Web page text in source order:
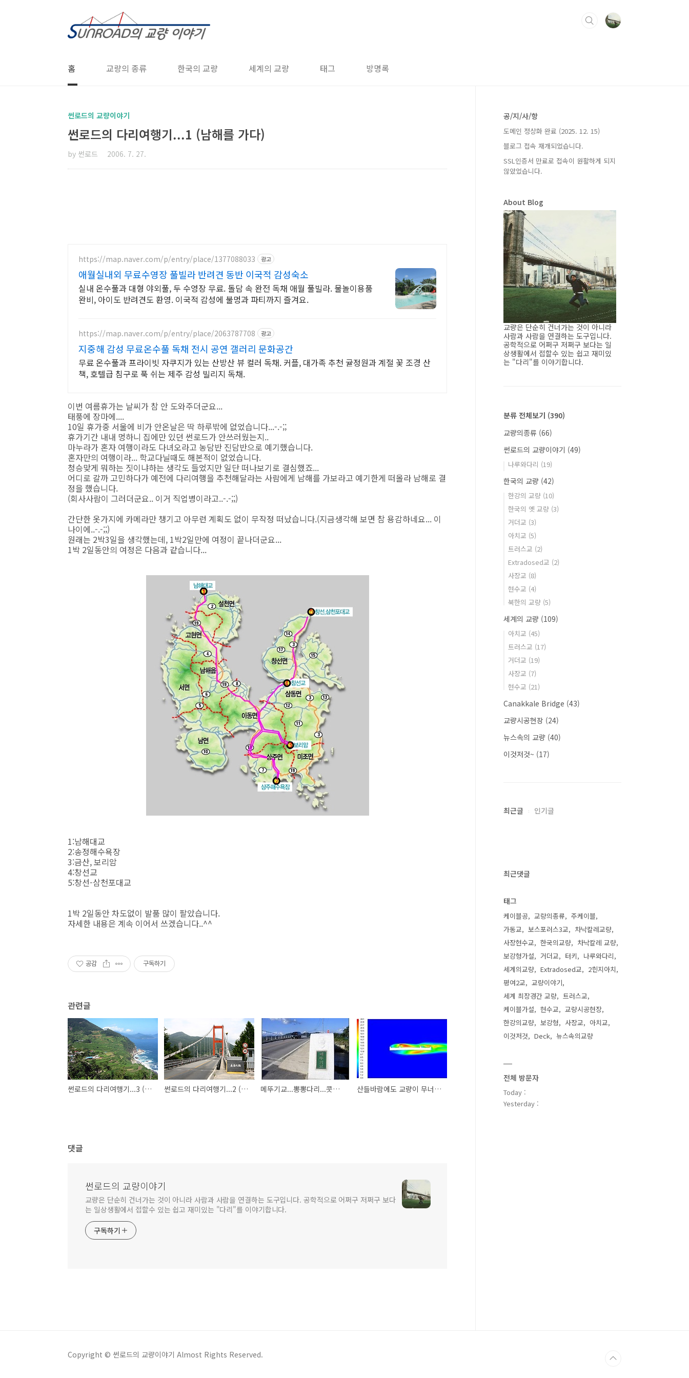
홈 교량의 종류 한국의 교량 세계의 교량 태그 방명록
썬로드의 교량이야기
썬로드의 다리여행기...1 (남해를 가다)
by 썬로드 2006. 7. 27.
https://map.naver.com/p/entry/place/1377088033 광고
애월실내외 무료수영장 풀빌라 반려견 동반 이국적 감성숙소
실내 온수풀과 대형 야외풀, 두 수영장 무료. 돌담 속 완전 독채 애월 풀빌라. 물놀이용품
완비, 아이도 반려견도 환영. 이국적 감성에 불멍과 파티까지 즐겨요.
https://map.naver.com/p/entry/place/2063787708 광고
지중해 감성 무료온수풀 독채 전시 공연 갤러리 문화공간
무료 온수풀과 프라이빗 자쿠지가 있는 산방산 뷰 컬러 독채. 커플, 대가족 추천 귤정원과 계절 꽃 조경 산
책, 호텔급 침구로 푹 쉬는 제주 감성 빌리지 독채.
이번 여름휴가는 날씨가 참 안 도와주더군요...
태풍에 장마에....
10일 휴가중 서울에 비가 안온날은 딱 하루밖에 없었습니다...-.-;;
휴가기간 내내 멍하니 집에만 있던 썬로드가 안쓰러웠는지..
마누라가 혼자 여행이라도 다녀오라고 농담반 진담반으로 예기했습니다.
혼자만의 여행이라... 학교다닐때도 해본적이 없었습니다.
청승맞게 뭐하는 짓이냐하는 생각도 들었지만 일단 떠나보기로 결심했죠...
어디로 갈까 고민하다가 예전에 다리여행을 추천해달라는 사람에게 남해를 가보라고 예기한게 떠올라 남해로 결
정을 했습니다.
(회사사람이 그러더군요.. 이거 직업병이라고..-.-;;)
간단한 옷가지에 카메라만 챙기고 아무런 계획도 없이 무작정 떠났습니다.(지금생각해 보면 참 용감하네요... 이
나이에..-.-;;)
원래는 2박3일을 생각했는데, 1박2일만에 여정이 끝나더군요...
1박 2일동안의 여정은 다음과 같습니다...
1:남해대교
2:송정해수욕장
3:금산, 보리암
4:창선교
5:창선-삼천포대교
1박 2일동안 차도없이 발품 많이 팔았습니다.
자세한 내용은 계속 이어서 쓰겠습니다..^^
공감 구독하기
관련글
썬로드의 다리여행기...3 (상주해수욕장,금산보리암) 썬로드의 다리여행기...2 (남해대교) 메뚜기교...뽕뽕다리...콧구멍다리...^^ 산들바람에도 교량이 무너질수 있다? ...타코마 브리지
댓글
썬로드의 교량이야기
교량은 단순히 건너가는 것이 아니라 사람과 사람을 연결하는 도구입니다. 공학적으로 어쩌구 저쩌구 보다
는 일상생활에서 접할수 있는 쉽고 재미있는 "다리"를 이야기합니다.
구독하기
공/지/사/항
도메인 정상화 완료 (2025. 12. 15)
블로그 접속 재개되었습니다.
SSL인증서 만료로 접속이 원활하게 되지
않았었습니다.
About Blog
교량은 단순히 건너가는 것이 아니라
사람과 사람을 연결하는 도구입니다.
공학적으로 어쩌구 저쩌구 보다는 일
상생활에서 접할수 있는 쉽고 재미있
는 "다리"를 이야기합니다.
분류 전체보기 (390)
교량의종류 (66)
썬로드의 교량이야기 (49)
나루와다리 (19)
한국의 교량 (42)
한강의 교량 (10)
한국의 옛 교량 (3)
거더교 (3)
아치교 (5)
트러스교 (2)
Extradosed교 (2)
사장교 (8)
현수교 (4)
북한의 교량 (5)
세계의 교량 (109)
아치교 (45)
트러스교 (17)
거더교 (19)
사장교 (7)
현수교 (21)
Canakkale Bridge (43)
교량시공현장 (24)
뉴스속의 교량 (40)
이것저것~ (17)
최근글 인기글
최근댓글
태그
케이블공 교량의종류
주케이블
가동교
보스포러스3교
차낙칼레교량
사장현수교
한국의교량
차낙칼레 교량
보강형가설
거더교 터키
나루와다리
세계의교량
Extradosed교
2힌지아치
평여2교
교량이야기
세계 최장경간 교량
트러스교
케이블가설
현수교
교량시공현장
한강의교량
보강형 사장교
아치교
이것저것
Deck 뉴스속의교량
전체 방문자
Today :
Yesterday :
Copyright © 썬로드의 교량이야기 Almost Rights Reserved.